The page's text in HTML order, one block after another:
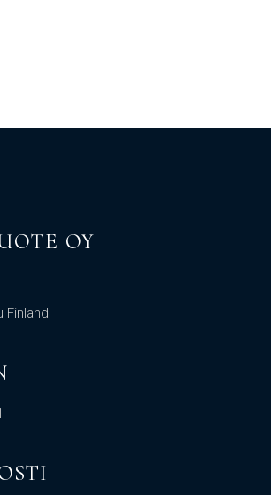
OY
Finland